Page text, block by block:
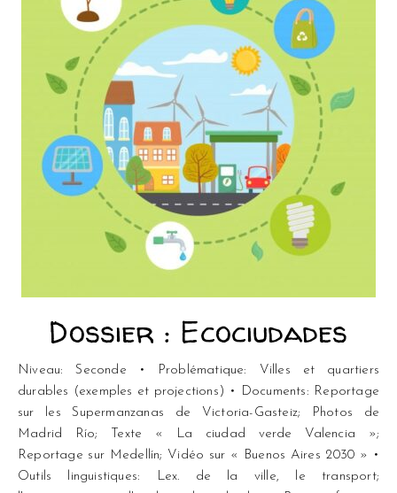
Dossier : Ecociudades
Niveau: Seconde • Problématique: Villes et quartiers
durables (exemples et projections) • Documents: Reportage
sur les Supermanzanas de Victoria-Gasteiz; Photos de
Madrid Río; Texte « La ciudad verde Valencia »;
Reportage sur Medellín; Vidéo sur « Buenos Aires 2030 » •
Outils linguistiques: Lex. de la ville, le transport;